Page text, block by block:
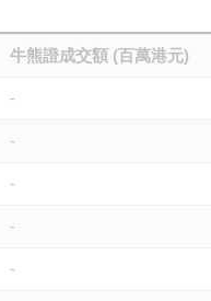
牛熊證成交額 (百萬港元)
-
-
-
-
-